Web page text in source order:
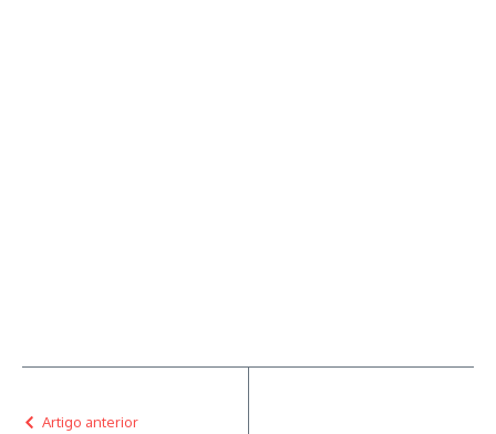
Artigo anterior